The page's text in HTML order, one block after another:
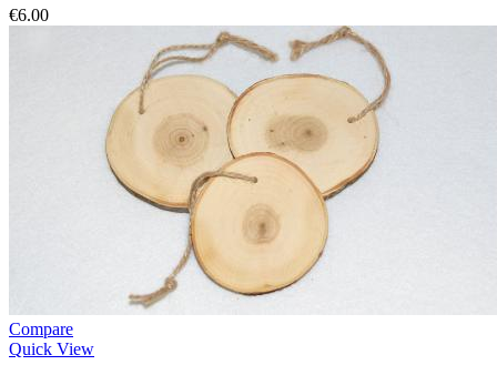
€6.00
Compare
Quick View